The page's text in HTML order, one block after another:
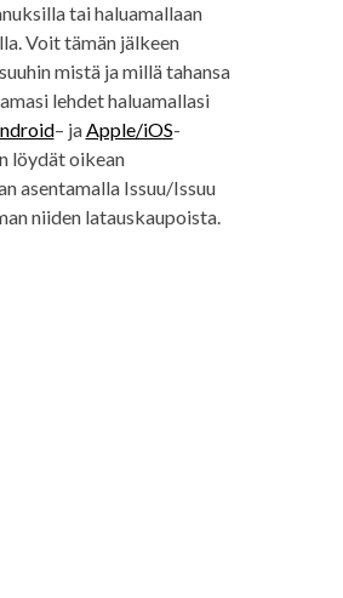
tai haluamallaan
Voit tämän jälkeen
mistä ja millä tahansa
lehdet haluamallasi
– jaApple/iOS-
löydät oikean
asentamalla Issuu/Issuu
niiden latauskaupoista.